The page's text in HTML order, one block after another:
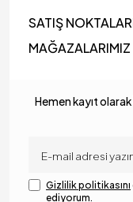
SATIŞ
MAĞAZALARIMIZ
Hemen kayıt olarak
Gizlilik politikasını
ediyorum.